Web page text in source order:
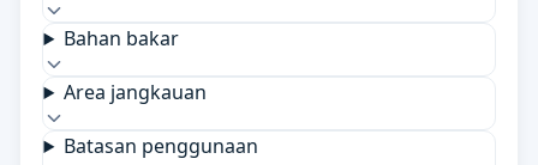
Bahan bakar
Area jangkauan
Batasan penggunaan